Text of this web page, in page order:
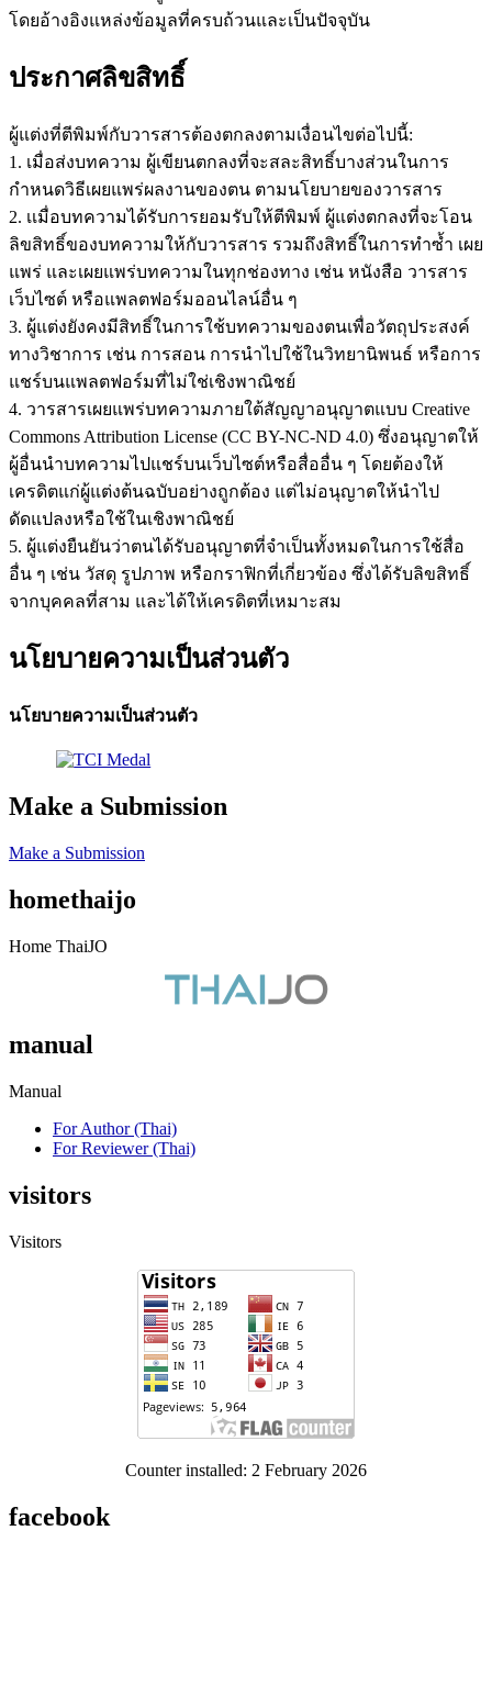
โดยอ้างอิงแหล่งข้อมูลที่ครบถ้วนและเป็นปัจจุบัน
ประกาศลิขสิทธิ์
ผู้แต่งที่ตีพิมพ์กับวารสารต้องตกลงตามเงื่อนไขต่อไปนี้:
1. เมื่อส่งบทความ ผู้เขียนตกลงที่จะสละสิทธิ์บางส่วนในการ
กำหนดวิธีเผยแพร่ผลงานของตน ตามนโยบายของวารสาร
2. เเมื่อบทความได้รับการยอมรับให้ตีพิมพ์ ผู้แต่งตกลงที่จะโอน
ลิขสิทธิ์ของบทความให้กับวารสาร รวมถึงสิทธิ์ในการทำซ้ำ เผย
แพร่ และเผยแพร่บทความในทุกช่องทาง เช่น หนังสือ วารสาร
เว็บไซต์ หรือแพลตฟอร์มออนไลน์อื่น ๆ
3. ผู้แต่งยังคงมีสิทธิ์ในการใช้บทความของตนเพื่อวัตถุประสงค์
ทางวิชาการ เช่น การสอน การนำไปใช้ในวิทยานิพนธ์ หรือการ
แชร์บนแพลตฟอร์มที่ไม่ใช่เชิงพาณิชย์
4. วารสารเผยแพร่บทความภายใต้สัญญาอนุญาตแบบ Creative
Commons Attribution License (CC BY-NC-ND 4.0) ซึ่งอนุญาตให้
ผู้อื่นนำบทความไปแชร์บนเว็บไซต์หรือสื่ออื่น ๆ โดยต้องให้
เครดิตแก่ผู้แต่งต้นฉบับอย่างถูกต้อง แต่ไม่อนุญาตให้นำไป
ดัดแปลงหรือใช้ในเชิงพาณิชย์
5. ผู้แต่งยืนยันว่าตนได้รับอนุญาตที่จำเป็นทั้งหมดในการใช้สื่อ
อื่น ๆ เช่น วัสดุ รูปภาพ หรือกราฟิกที่เกี่ยวข้อง ซึ่งได้รับลิขสิทธิ์
จากบุคคลที่สาม และได้ให้เครดิตที่เหมาะสม
นโยบายความเป็นส่วนตัว
นโยบายความเป็นส่วนตัว
Make a Submission
Make a Submission
homethaijo
Home ThaiJO
manual
Manual
For Author (Thai)
For Reviewer (Thai)
visitors
Visitors
Counter installed: 2 February 2026
facebook